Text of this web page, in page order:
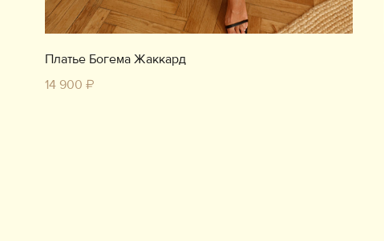
Платье Богема Жаккард
14 900 ₽